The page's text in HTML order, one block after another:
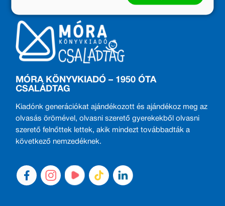
MÓRA KÖNYVKIADÓ – 1950 ÓTA
CSALÁDTAG
Kiadónk generációkat ajándékozott és ajándékoz meg az
olvasás örömével, olvasni szerető gyerekekből olvasni
szerető felnőttek lettek, akik mindezt továbbadták a
következő nemzedéknek.